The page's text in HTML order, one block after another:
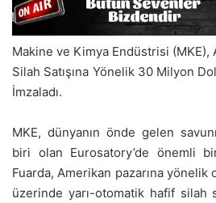
Makine ve Kimya Endüstrisi (MKE),
Silah Satışına Yönelik 30 Milyon
İmzaladı.
MKE, dünyanın önde gelen
biri olan Eurosatory’de önemli
Fuarda, Amerikan pazarına yönelik
üzerinde yarı-otomatik hafif silah